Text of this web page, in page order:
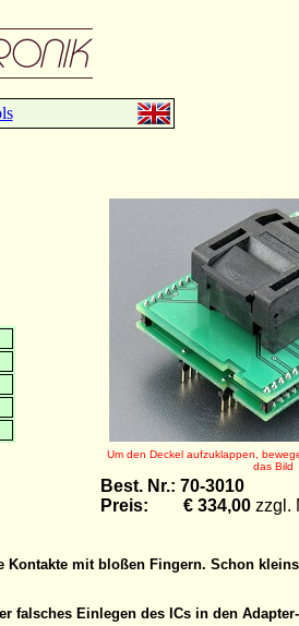
Um den Deckel aufzuklappen,
das Bild
Best. Nr.: 70-3010
Preis: € 334,00 zzgl.
mit bloßen Fingern. Schon
falsches Einlegen des ICs in den